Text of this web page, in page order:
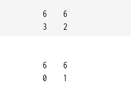
6
3
6
2
6
0
6
1